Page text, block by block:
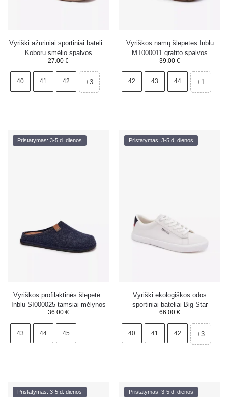
Vyriški ažūriniai sportiniai bateliai
Koboru smėlio spalvos
27.00 €
40 41 42 +3
Vyriškos namų šlepetės Inblu
MT000011 grafito spalvos
39.00 €
42 43 44 +1
Pristatymas: 3-5 d. dienos
Vyriškos profilaktinės šlepetės
Inblu SI000025 tamsiai mėlynos
spalvos
36.00 €
43 44 45
Pristatymas: 3-5 d. dienos
Vyriški ekologiškos odos
sportiniai bateliai Big Star
TT174001 balti
66.00 €
40 41 42 +3
Pristatymas: 3-5 d. dienos Pristatymas: 3-5 d. dienos